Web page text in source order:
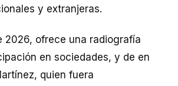
y extranjeras.
2026, ofrece una radiografía
en sociedades, y de en
quien fuera